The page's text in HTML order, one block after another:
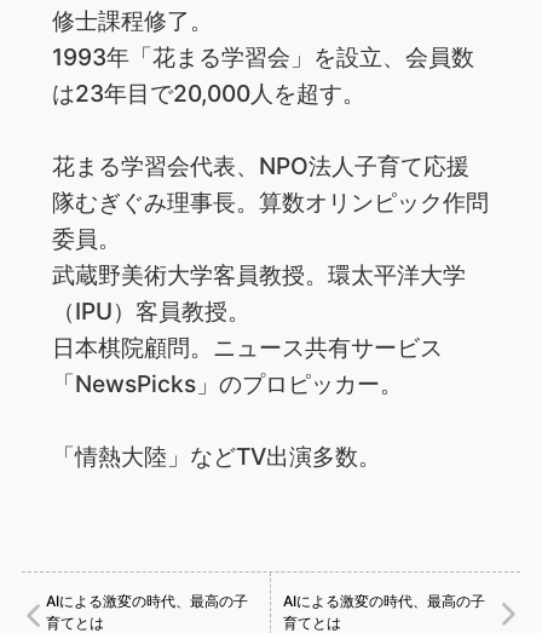
修士課程修了。
1993年「花まる学習会」を設立、会員数
は23年目で20,000人を超す。
花まる学習会代表、NPO法人子育て応援
隊むぎぐみ理事長。算数オリンピック作問
委員。
武蔵野美術大学客員教授。環太平洋大学
（IPU）客員教授。
日本棋院顧問。ニュース共有サービス
「NewsPicks」のプロピッカー。
「情熱大陸」などTV出演多数。
AIによる激変の時代、最高の子
育てとは
AIによる激変の時代、最高の子
育てとは